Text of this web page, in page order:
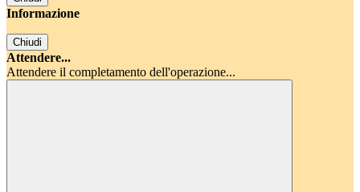
Informazione
Chiudi
Attendere...
Attendere il completamento dell'operazione...